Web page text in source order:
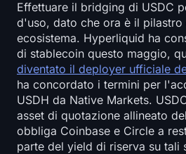
Effettuare il bridging di USDC
d'uso, dato che ora è il
ecosistema. Hyperliquid ha
di stablecoin questo maggio,
diventato il deployer ufficiale
ha concordato i termini per
USDH da Native Markets.
asset di quotazione allineato
obbliga Coinbase e Circle a
parte del yield di riserva su tali